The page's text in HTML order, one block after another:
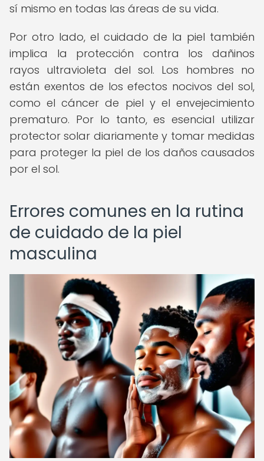
sí mismo en todas las áreas de su vida.
Por otro lado, el cuidado de la piel también
implica la protección contra los dañinos
rayos ultravioleta del sol. Los hombres no
están exentos de los efectos nocivos del sol,
como el cáncer de piel y el envejecimiento
prematuro. Por lo tanto, es esencial utilizar
protector solar diariamente y tomar medidas
para proteger la piel de los daños causados
por el sol.
Errores comunes en la rutina
de cuidado de la piel
masculina